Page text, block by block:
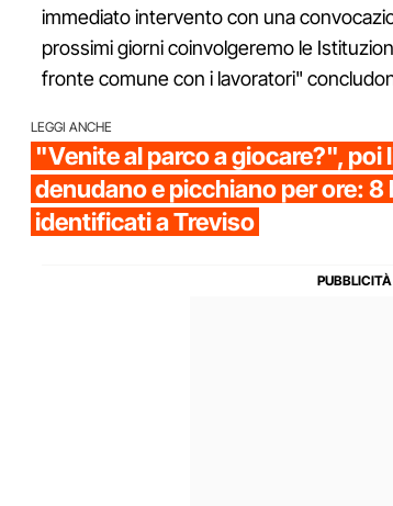
immediato intervento con una
prossimi giorni coinvolgeremo le
fronte comune con i lavoratori"
LEGGI ANCHE
"Venite al parco a giocare?", poi
denudano e picchiano per ore: 8
identificati a Treviso